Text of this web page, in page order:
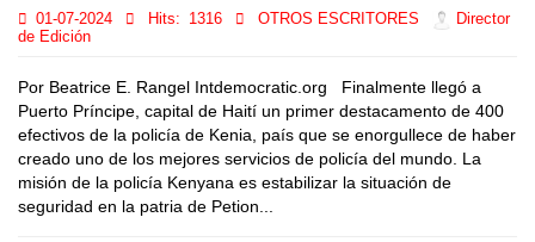
01-07-2024 Hits: 1316 OTROS ESCRITORES
Director
de Edición
Por Beatrice E. Rangel Intdemocratic.org Finalmente llegó a
Puerto Príncipe, capital de Haití un primer destacamento de 400
efectivos de la policía de Kenia, país que se enorgullece de haber
creado uno de los mejores servicios de policía del mundo. La
misión de la policía Kenyana es estabilizar la situación de
seguridad en la patria de Petion...